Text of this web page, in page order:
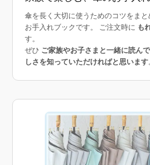
傘を長く大切に使うためのコツをま
お手入れブックです。 ご注文時に も
す。
ぜひ ご家族やお子さまと一緒に読ん
しさを知っていただければと思います